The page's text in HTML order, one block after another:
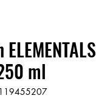
ml